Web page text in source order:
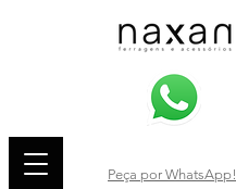
Peça por WhatsApp!